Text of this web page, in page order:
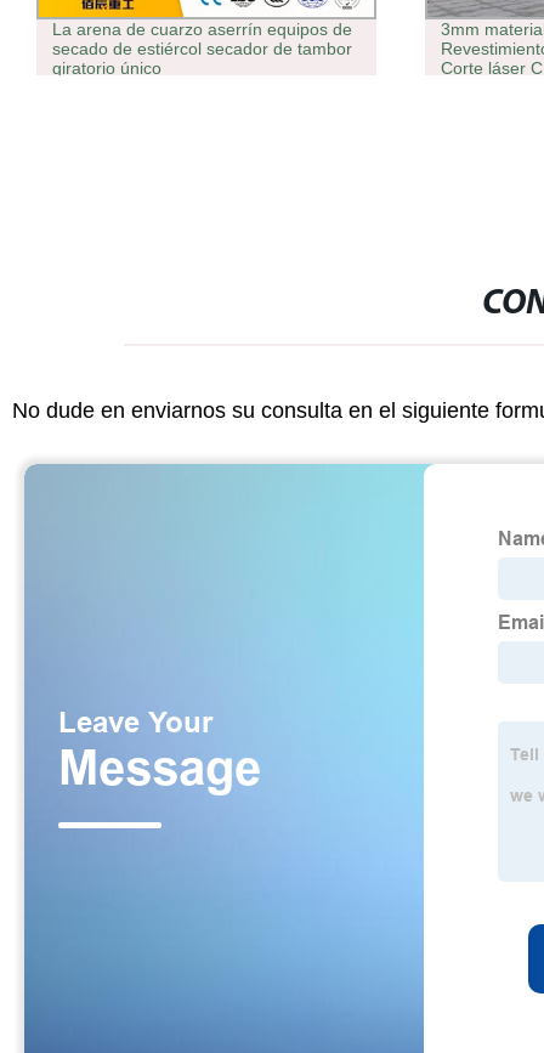
La arena de cuarzo aserrín equipos de
secado de estiércol secador de tambor
giratorio único
3mm
Corte láser
No dude en enviarnos su consulta en el siguiente